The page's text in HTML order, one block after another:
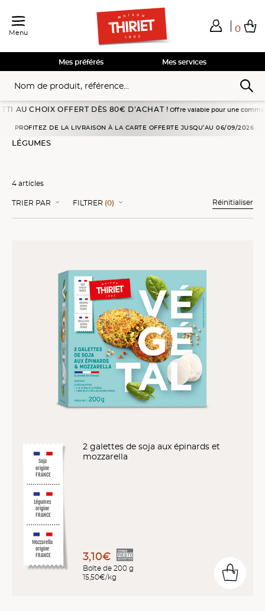
Menu 0
Total de mes achats
Voir mon panier
Voir mon panier
Voir mon panier
Voir mon panier
Mes services
Mes préférés
CHOIX OFFERT DÈS 80€ D’ACHAT ! Offre valable pour une commande
PROFITEZ DE LA LIVRAISON À LA CARTE OFFERTE JUSQU’AU 06/09/2026
LÉGUMES
4 articles
TRIER PAR FILTRER (0) Réinitialiser
Légumes
origine
FRANCE
Soja
origine
FRANCE
Mozzarella
origine
FRANCE
2 galettes de soja aux épinards et
mozzarella
3,10€
Boîte de 200 g
15,50€/kg